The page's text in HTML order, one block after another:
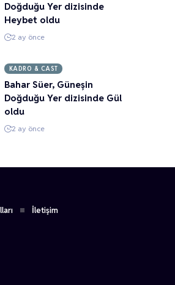
Doğduğu Yer dizisinde
Heybet oldu
2 ay önce
KADRO & CAST
Bahar Süer, Güneşin
Doğduğu Yer dizisinde Gül
oldu
2 ay önce
İletişim